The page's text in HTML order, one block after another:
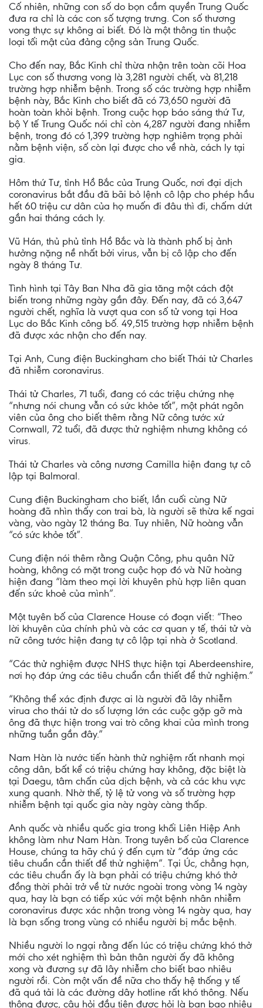
Cố nhiên, những con số do bọn cầm quyền Trung Quốc
đưa ra chỉ là các con số tượng trưng. Con số thương
vong thực sự không ai biết. Đó là một thông tin thuộc
loại tối mật của đảng cộng sản Trung Quốc.
Cho đến nay, Bắc Kinh chỉ thừa nhận trên toàn cõi Hoa
Lục con số thương vong là 3,281 người chết, và 81,218
trường hợp nhiễm bệnh. Trong số các trường hợp nhiễm
bệnh này, Bắc Kinh cho biết đã có 73,650 người đã
hoàn toàn khỏi bệnh. Trong cuộc họp báo sáng thứ Tư,
bộ Y tế Trung Quốc nói chỉ còn 4,287 người đang nhiễm
bệnh, trong đó có 1,399 trường hợp nghiêm trọng phải
nằm bệnh viện, số còn lại được cho về nhà, cách ly tại
gia.
Hôm thứ Tư, tỉnh Hồ Bắc của Trung Quốc, nơi đại dịch
coronavirus bắt đầu đã bãi bỏ lệnh cô lập cho phép hầu
hết 60 triệu cư dân của họ muốn đi đâu thì đi, chấm dứt
gần hai tháng cách ly.
Vũ Hán, thủ phủ tỉnh Hồ Bắc và là thành phố bị ảnh
hưởng nặng nề nhất bởi virus, vẫn bị cô lập cho đến
ngày 8 tháng Tư.
Tình hình tại Tây Ban Nha đã gia tăng một cách đột
biến trong những ngày gần đây. Đến nay, đã có 3,647
người chết, nghĩa là vượt qua con số tử vong tại Hoa
Lục do Bắc Kinh công bố. 49,515 trường hợp nhiễm bệnh
đã được xác nhận cho đến nay.
Tại Anh, Cung điện Buckingham cho biết Thái tử Charles
đã nhiễm coronavirus.
Thái tử Charles, 71 tuổi, đang có các triệu chứng nhẹ
“nhưng nói chung vẫn có sức khỏe tốt”, một phát ngôn
viên của ông cho biết thêm rằng Nữ công tước xứ
Cornwall, 72 tuổi, đã được thử nghiệm nhưng không có
virus.
Thái tử Charles và công nương Camilla hiện đang tự cô
lập tại Balmoral.
Cung điện Buckingham cho biết, lần cuối cùng Nữ
hoàng đã nhìn thấy con trai bà, là người sẽ thừa kế ngai
vàng, vào ngày 12 tháng Ba. Tuy nhiên, Nữ hoàng vẫn
“có sức khỏe tốt”.
Cung điện nói thêm rằng Quận Công, phu quân Nữ
hoàng, không có mặt trong cuộc họp đó và Nữ hoàng
hiện đang “làm theo mọi lời khuyên phù hợp liên quan
đến sức khoẻ của mình”.
Một tuyên bố của Clarence House có đoạn viết: “Theo
lời khuyên của chính phủ và các cơ quan y tế, thái tử và
nữ công tước hiện đang tự cô lập tại nhà ở Scotland.
“Các thử nghiệm được NHS thực hiện tại Aberdeenshire,
nơi họ đáp ứng các tiêu chuẩn cần thiết để thử nghiệm.”
“Không thể xác định được ai là người đã lây nhiễm
virua cho thái tử do số lượng lớn các cuộc gặp gỡ mà
ông đã thực hiện trong vai trò công khai của mình trong
những tuần gần đây.”
Nam Hàn là nước tiến hành thử nghiệm rất nhanh mọi
công dân, bất kể có triệu chứng hay không, đặc biệt là
tại Daegu, tâm chấn của dịch bệnh, và cả các khu vực
xung quanh. Nhờ thế, tỷ lệ tử vong và số trường hợp
nhiễm bệnh tại quốc gia này ngày càng thấp.
Anh quốc và nhiều quốc gia trong khối Liên Hiệp Anh
không làm như Nam Hàn. Trong tuyên bố của Clarence
House, chúng ta hãy chú ý đến cụm từ “đáp ứng các
tiêu chuẩn cần thiết để thử nghiệm”. Tại Úc, chẳng hạn,
các tiêu chuẩn ấy là bạn phải có triệu chứng khó thở
đồng thời phải trở về từ nước ngoài trong vòng 14 ngày
qua, hay là bạn có tiếp xúc với một bệnh nhân nhiễm
coronavirus được xác nhận trong vòng 14 ngày qua, hay
là bạn sống trong vùng có nhiều người bị mắc bệnh.
Nhiều người lo ngại rằng đến lúc có triệu chứng khó thở
mới cho xét nghiệm thì bản thân người ấy đã không
xong và đương sự đã lây nhiễm cho biết bao nhiêu
người rồi. Còn một vấn đề nữa cho thấy hệ thống y tế
đã quá tải là các đường dây hotline rất khó thông. Nếu
thông được, câu hỏi đầu tiên được hỏi là bạn bao nhiêu